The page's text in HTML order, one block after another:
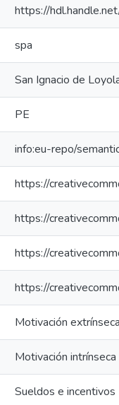
https://
spa
San Ignacio de
PE
info:eu-repo/
https://
https://
https://
https://
Motivación extrínseca
Motivación intrínseca
Sueldos e incentivos